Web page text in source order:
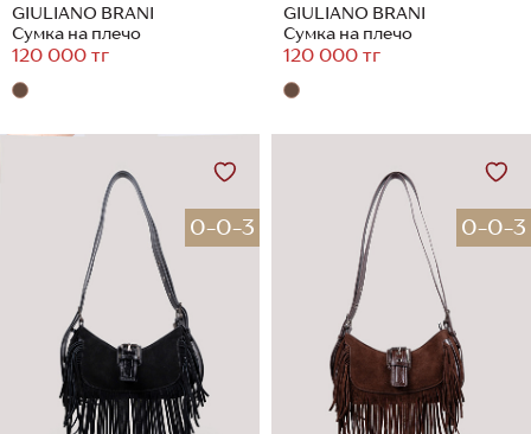
GIULIANO BRANI
Сумка на плечо
120 000 тг
GIULIANO BRANI
Сумка на плечо
120 000 тг
0-0-3 0-0-3